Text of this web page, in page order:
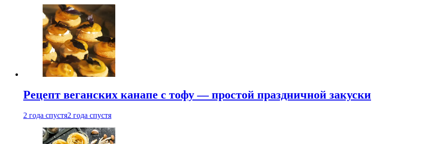
Рецепт веганских канапе с тофу — простой праздничной закуски
2 года спустя2 года спустя